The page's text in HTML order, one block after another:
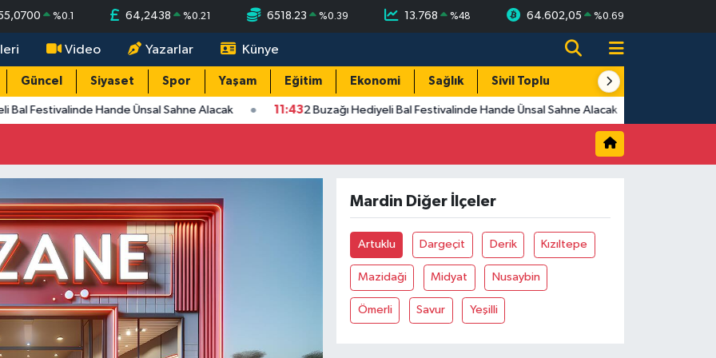
%0.1 64,2438 %0.21 6518.23 %0.39 13.768 %48 64.602,05 %0.69
Video Yazarlar Künye
Güncel Siyaset Spor Yaşam Eğitim Ekonomi Sağlık Sivil Toplum Turizm
Bal Festivalinde Hande Ünsal Sahne Alacak 11:432 Buzağı Hediyeli Bal Festivalinde Hande Ünsal Sahne Alacak
Mardin Diğer İlçeler
Artuklu Dargeçit Derik Kızıltepe
Mazidaği Midyat Nusaybin
Ömerli Savur Yeşilli